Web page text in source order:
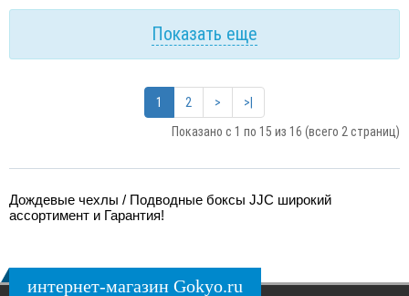
Показать еще
1 2 >
>|
Показано с 1 по 15 из 16 (всего 2 страниц)
Дождевые чехлы / Подводные боксы JJC широкий
ассортимент и Гарантия!
интернет-магазин Gokyo.ru